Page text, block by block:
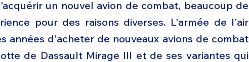
un nouvel avion de combat, beaucoup de
pour des raisons diverses. L'armée de l'air
années d'acheter de nouveaux avions de combat
de Dassault Mirage III et de ses variantes qui